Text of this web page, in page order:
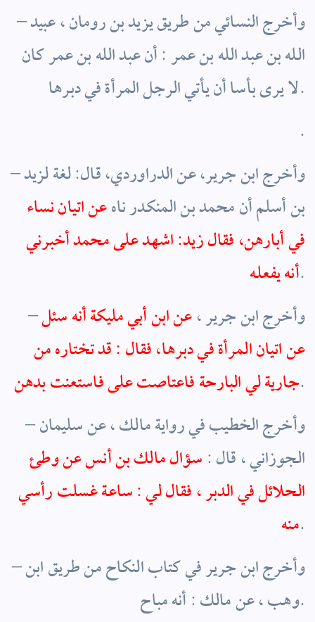
– وأخرج النسائي من طريق يزيد بن رومان ، عبيد
الله بن عبد الله بن عمر : أن عبد الله بن عمر كان
لا يرى بأسا أن يأتي الرجل المرأة في دبرها.
.
– وأخرج ابن جرير، عن الدراوردي، قال: لغة لزيد
بن أسلم أن محمد بن المنكدر ناهعن اتيان نساء
في أبارهن، فقال زيد: اشهد على محمد أخبرني
أنه يفعله.
– وأخرج ابن جرير ،عن ابن أبي مليكة أنه سئل
عن اتيان المرأة في دبرها، فقال : قد تختاره من
جارية لي البارحة فاعتاصت على فاستعنت بدهن.
– وأخرج الخطيب في رواية مالك ، عن سليمان
الجوزاني ، قال :سؤال مالك بن أنس عن وطئ
الحلائل في الدبر ، فقال لي : ساعة غسلت رأسي
منه.
– وأخرج ابن جرير في كتاب النكاح من طريق ابن
وهب ، عن مالك : أنه مباح.